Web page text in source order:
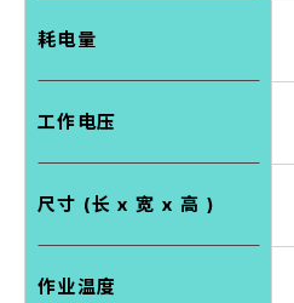
耗电量
工作电压
尺寸 (长 x 宽 x 高 )
作业温度